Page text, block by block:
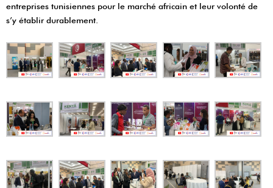
entreprises tunisiennes pour le marché africain et leur volonté de
s’y établir durablement.